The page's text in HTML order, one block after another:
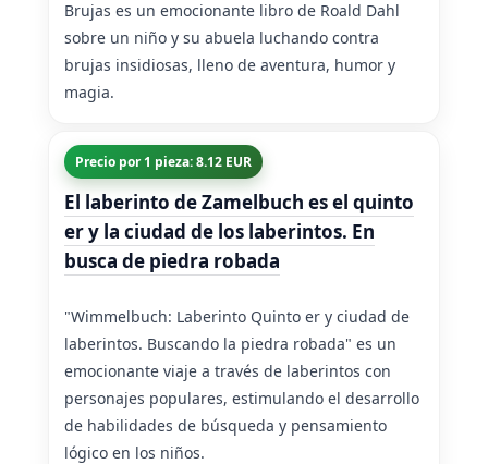
Brujas es un emocionante libro de Roald Dahl
sobre un niño y su abuela luchando contra
brujas insidiosas, lleno de aventura, humor y
magia.
Precio por 1 pieza: 8.12 EUR
El laberinto de Zamelbuch es el quinto
er y la ciudad de los laberintos. En
busca de piedra robada
"Wimmelbuch: Laberinto Quinto er y ciudad de
laberintos. Buscando la piedra robada" es un
emocionante viaje a través de laberintos con
personajes populares, estimulando el desarrollo
de habilidades de búsqueda y pensamiento
lógico en los niños.